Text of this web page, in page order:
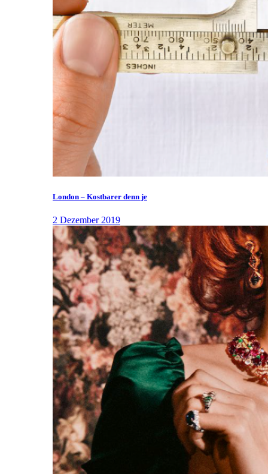
London – Kostbarer denn je
2 Dezember 2019